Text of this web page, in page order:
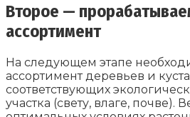
Второе —
ассортимент
На следующем этапе
ассортимент деревьев и
соответствующих
участка (свету, влаге, почве).